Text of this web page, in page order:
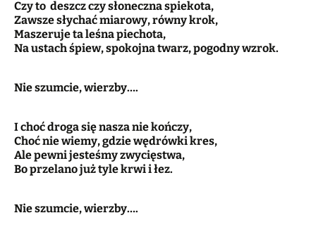
Czy to deszcz czy słoneczna spiekota,
Zawsze słychać miarowy, równy krok,
Maszeruje ta leśna piechota,
Na ustach śpiew, spokojna twarz, pogodny wzrok.
Nie szumcie, wierzby….
I choć droga się nasza nie kończy,
Choć nie wiemy, gdzie wędrówki kres,
Ale pewni jesteśmy zwycięstwa,
Bo przelano już tyle krwi i łez.
Nie szumcie, wierzby….